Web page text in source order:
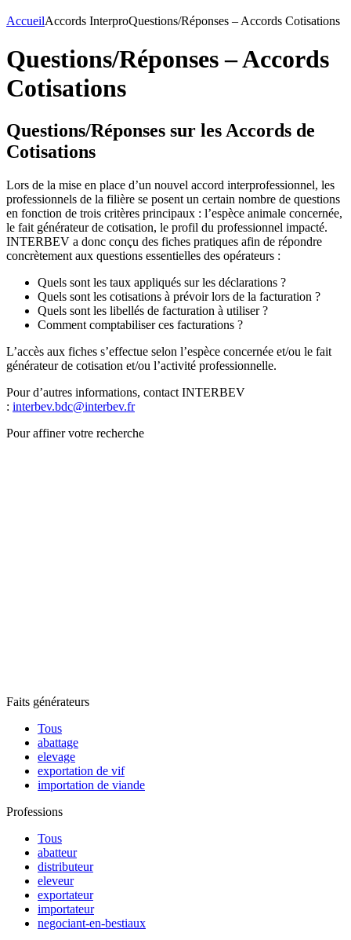
AccueilAccords InterproQuestions/Réponses – Accords Cotisations
Questions/Réponses – Accords
Cotisations
Questions/Réponses sur les Accords de
Cotisations
Lors de la mise en place d’un nouvel accord interprofessionnel, les
professionnels de la filière se posent un certain nombre de questions
en fonction de trois critères principaux : l’espèce animale concernée,
le fait générateur de cotisation, le profil du professionnel impacté.
INTERBEV a donc conçu des fiches pratiques afin de répondre
concrètement aux questions essentielles des opérateurs :
Quels sont les taux appliqués sur les déclarations ?
Quels sont les cotisations à prévoir lors de la facturation ?
Quels sont les libellés de facturation à utiliser ?
Comment comptabiliser ces facturations ?
L’accès aux fiches s’effectue selon l’espèce concernée et/ou le fait
générateur de cotisation et/ou l’activité professionnelle.
Pour d’autres informations, contact INTERBEV
: interbev.bdc@interbev.fr
Pour affiner votre recherche
Faits générateurs
Tous
abattage
elevage
exportation de vif
importation de viande
Professions
Tous
abatteur
distributeur
eleveur
exportateur
importateur
negociant-en-bestiaux